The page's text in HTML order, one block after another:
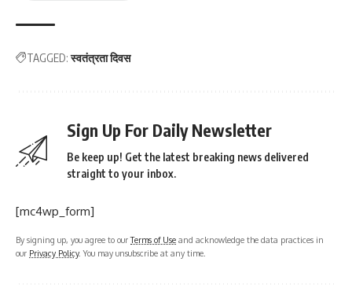
TAGGED: स्वतंत्रता दिवस
Sign Up For Daily Newsletter
Be keep up! Get the latest breaking news delivered
straight to your inbox.
[mc4wp_form]
By signing up, you agree to ourTerms of Use and acknowledge the data practices in
our Privacy Policy. You may unsubscribe at any time.